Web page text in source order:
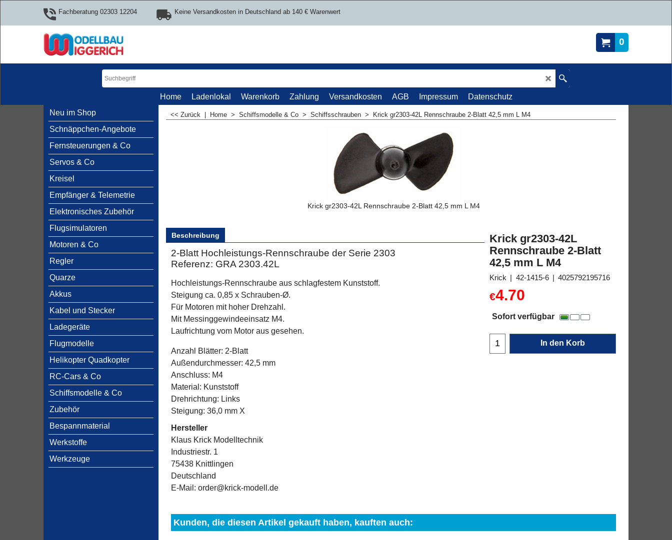
Fachberatung 02303 12204 Keine Versandkosten in Deutschland ab 140 € Warenwert
0
Home Ladenlokal Warenkorb Zahlung Versandkosten AGB Impressum
Datenschutz
Neu im Shop
Schnäppchen-Angebote
Fernsteuerungen & Co
Servos & Co
Kreisel
Empfänger & Telemetrie
Elektronisches Zubehör
Flugsimulatoren
Motoren & Co
Regler
Quarze
Akkus
Kabel und Stecker
Ladegeräte
Flugmodelle
Helikopter Quadkopter
RC-Cars & Co
Schiffsmodelle & Co
Zubehör
Bespannmaterial
Werkstoffe
Werkzeuge
<< Zurück Home > Schiffsmodelle & Co > Schiffsschrauben > Krick gr2303-42L Rennschraube 2-Blatt 42,5 mm L M4
Krick gr2303-42L Rennschraube 2-Blatt 42,5 mm L M4
Krick gr2303-42L
Rennschraube 2-Blatt
42,5 mm L M4
Krick 42-1415-6 4025792195716
€4.70
Sofort verfügbar
In den Korb
Beschreibung
2-Blatt Hochleistungs-Rennschraube der Serie 2303
Referenz: GRA 2303.42L
Hochleistungs-Rennschraube aus schlagfestem Kunststoff.
Steigung ca. 0,85 x Schrauben-Ø.
Für Motoren mit hoher Drehzahl.
Mit Messinggewindeeinsatz M4.
Laufrichtung vom Motor aus gesehen.
Anzahl Blätter: 2-Blatt
Außendurchmesser: 42,5 mm
Anschluss: M4
Material: Kunststoff
Drehrichtung: Links
Steigung: 36,0 mm X
Hersteller
Klaus Krick Modelltechnik
Industriestr. 1
75438 Knittlingen
Deutschland
E-Mail: order@krick-modell.de
Kunden, die diesen Artikel gekauft haben, kauften auch: